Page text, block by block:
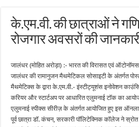
के.एम.वी. की छात्राओं ने
रोजगार अवसरों की
जालंधर (मोहित अरोड़ा) :- भारत की विरासत एवं ऑटोनॉमस
जालंधर की रामानुजन मैथमेटिकल सोसाइटी के अंतर्गत
मैथमेटिक्स के द्वारा के.एम.वी.- इंस्टीट्यूशंस इनोवेशन
करियर और स्टार्टअप पर आधारित एलुमनाई टॉक का
एलुमनाई स्पीक्स सीरीज़ के अंतर्गत आयोजित हुए इस
पूर्व छात्रा डॉ. कंचन, सरकारी पॉलिटेक्निक कॉलेज ने